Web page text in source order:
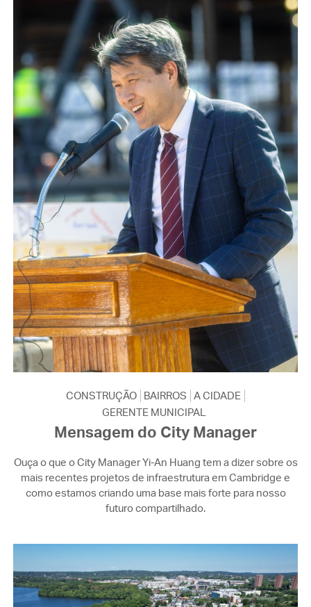
CONSTRUÇÃO BAIRROS A CIDADE
GERENTE MUNICIPAL
Mensagem do City Manager
Ouça o que o City Manager Yi-An Huang tem a dizer sobre os
mais recentes projetos de infraestrutura em Cambridge e
como estamos criando uma base mais forte para nosso
futuro compartilhado.